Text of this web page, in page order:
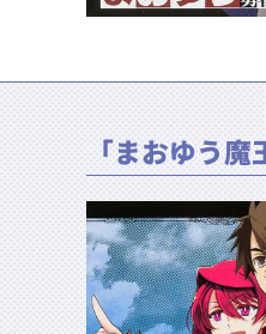
「まおゆう